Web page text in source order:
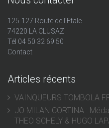
125-127 Route de l'Etale
74220 LA CLUSAZ
Tél 04 50 32 69 50
Contact
Articles récents
VAINQUEURS TOMBOLA
JO MILAN CORTINA :
THEO SCHELY & HUGO